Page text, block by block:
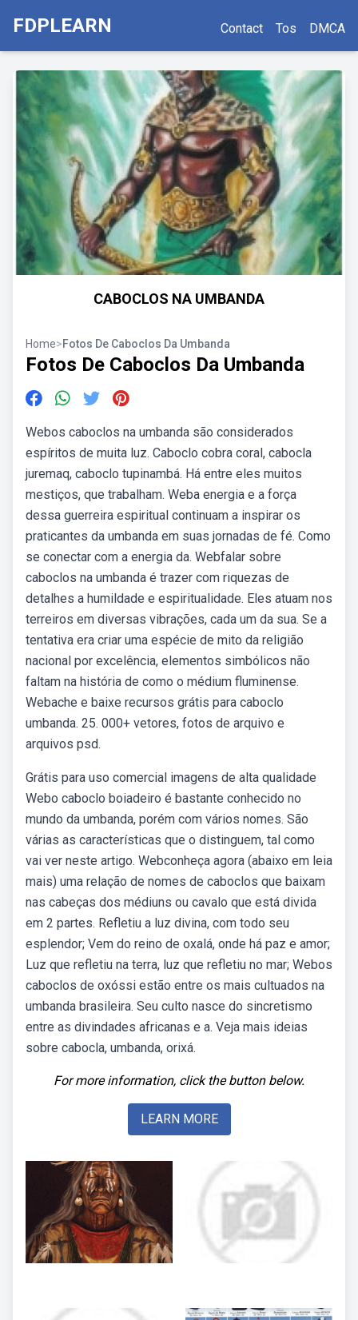
FDPLEARN Contact Tos DMCA
CABOCLOS NA UMBANDA
Home>Fotos De Caboclos Da Umbanda
Fotos De Caboclos Da Umbanda
Webos caboclos na umbanda são considerados
espíritos de muita luz. Caboclo cobra coral, cabocla
juremaq, caboclo tupinambá. Há entre eles muitos
mestiços, que trabalham. Weba energia e a força
dessa guerreira espiritual continuam a inspirar os
praticantes da umbanda em suas jornadas de fé. Como
se conectar com a energia da. Webfalar sobre
caboclos na umbanda é trazer com riquezas de
detalhes a humildade e espiritualidade. Eles atuam nos
terreiros em diversas vibrações, cada um da sua. Se a
tentativa era criar uma espécie de mito da religião
nacional por excelência, elementos simbólicos não
faltam na história de como o médium fluminense.
Webache e baixe recursos grátis para caboclo
umbanda. 25. 000+ vetores, fotos de arquivo e
arquivos psd.
Grátis para uso comercial imagens de alta qualidade
Webo caboclo boiadeiro é bastante conhecido no
mundo da umbanda, porém com vários nomes. São
várias as características que o distinguem, tal como
vai ver neste artigo. Webconheça agora (abaixo em leia
mais) uma relação de nomes de caboclos que baixam
nas cabeças dos médiuns ou cavalo que está divida
em 2 partes. Refletiu a luz divina, com todo seu
esplendor; Vem do reino de oxalá, onde há paz e amor;
Luz que refletiu na terra, luz que refletiu no mar; Webos
caboclos de oxóssi estão entre os mais cultuados na
umbanda brasileira. Seu culto nasce do sincretismo
entre as divindades africanas e a. Veja mais ideias
sobre cabocla, umbanda, orixá.
For more information, click the button below.
LEARN MORE